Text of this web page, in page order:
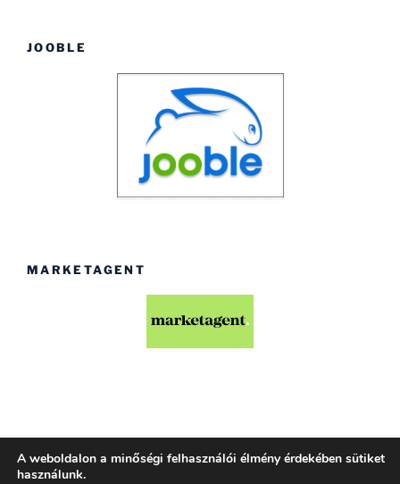
JOOBLE
MARKETAGENT
Köszönjük WordPress!
A weboldalon a minőségi felhasználói élmény érdekében sütiket
használunk.